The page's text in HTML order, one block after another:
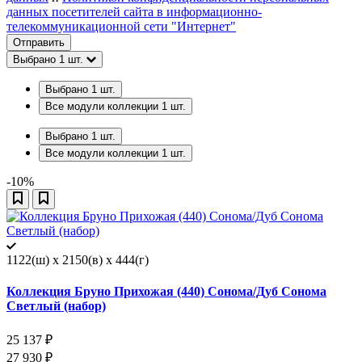
данных посетителей сайта в информационно-
телекоммуникационной сети "Интернет"
Отправить
Выбрано 1 шт.
Выбрано 1 шт.
Все модули коллекции 1 шт.
Выбрано 1 шт.
Все модули коллекции 1 шт.
-10%
1122(ш) x 2150(в) x 444(г)
Коллекция Бруно Прихожая (440) Сонома/Дуб Сонома
Светлый (набор)
25 137 ₽
27 930 ₽